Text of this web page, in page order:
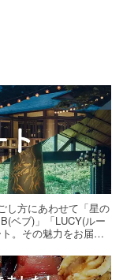
し方にあわせて「星の
ベブ)」「LUCY(ルー
。その魅力をお届け